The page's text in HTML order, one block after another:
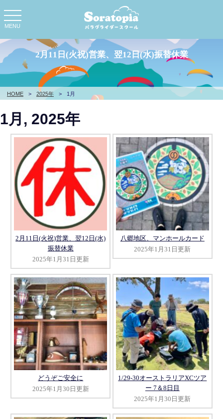
toggle
navigation
MENU
HOME > 2025年 > 1月
2月11日(火祝)営業、翌12日(水)振替休業
1月, 2025年
2月11日(火祝)営業、翌12日(水)
振替休業
2025年1月31日更新
八郷地区、マンホールカード
2025年1月31日更新
どうぞご安全に
2025年1月30日更新
1/29-30オーストラリアXCツア
ー 7＆8日目
2025年1月30日更新